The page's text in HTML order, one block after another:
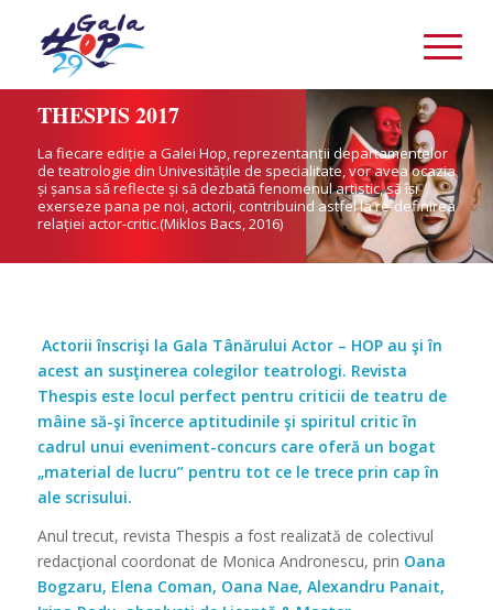
THESPIS 2017
La fiecare ediție a Galei Hop, reprezentanții departamentelor
de teatrologie din Univesitățile de specialitate, vor avea ocazia
și șansa să reflecte și să dezbată fenomenul artistic, să își
exerseze pana pe noi, actorii, contribuind astfel la re-definirea
relației actor-critic.(Miklos Bacs, 2016)
Actorii înscrişi la Gala Tânărului Actor – HOP au şi în
acest an susţinerea colegilor teatrologi. Revista
Thespis este locul perfect pentru criticii de teatru de
mâine să-şi încerce aptitudinile şi spiritul critic în
cadrul unui eveniment-concurs care oferă un bogat
„material de lucru” pentru tot ce le trece prin cap în
ale scrisului.
Anul trecut, revista Thespis a fost realizată de colectivul
redacţional coordonat de Monica Andronescu, prin Oana
Bogzaru, Elena Coman, Oana Nae, Alexandru Panait,